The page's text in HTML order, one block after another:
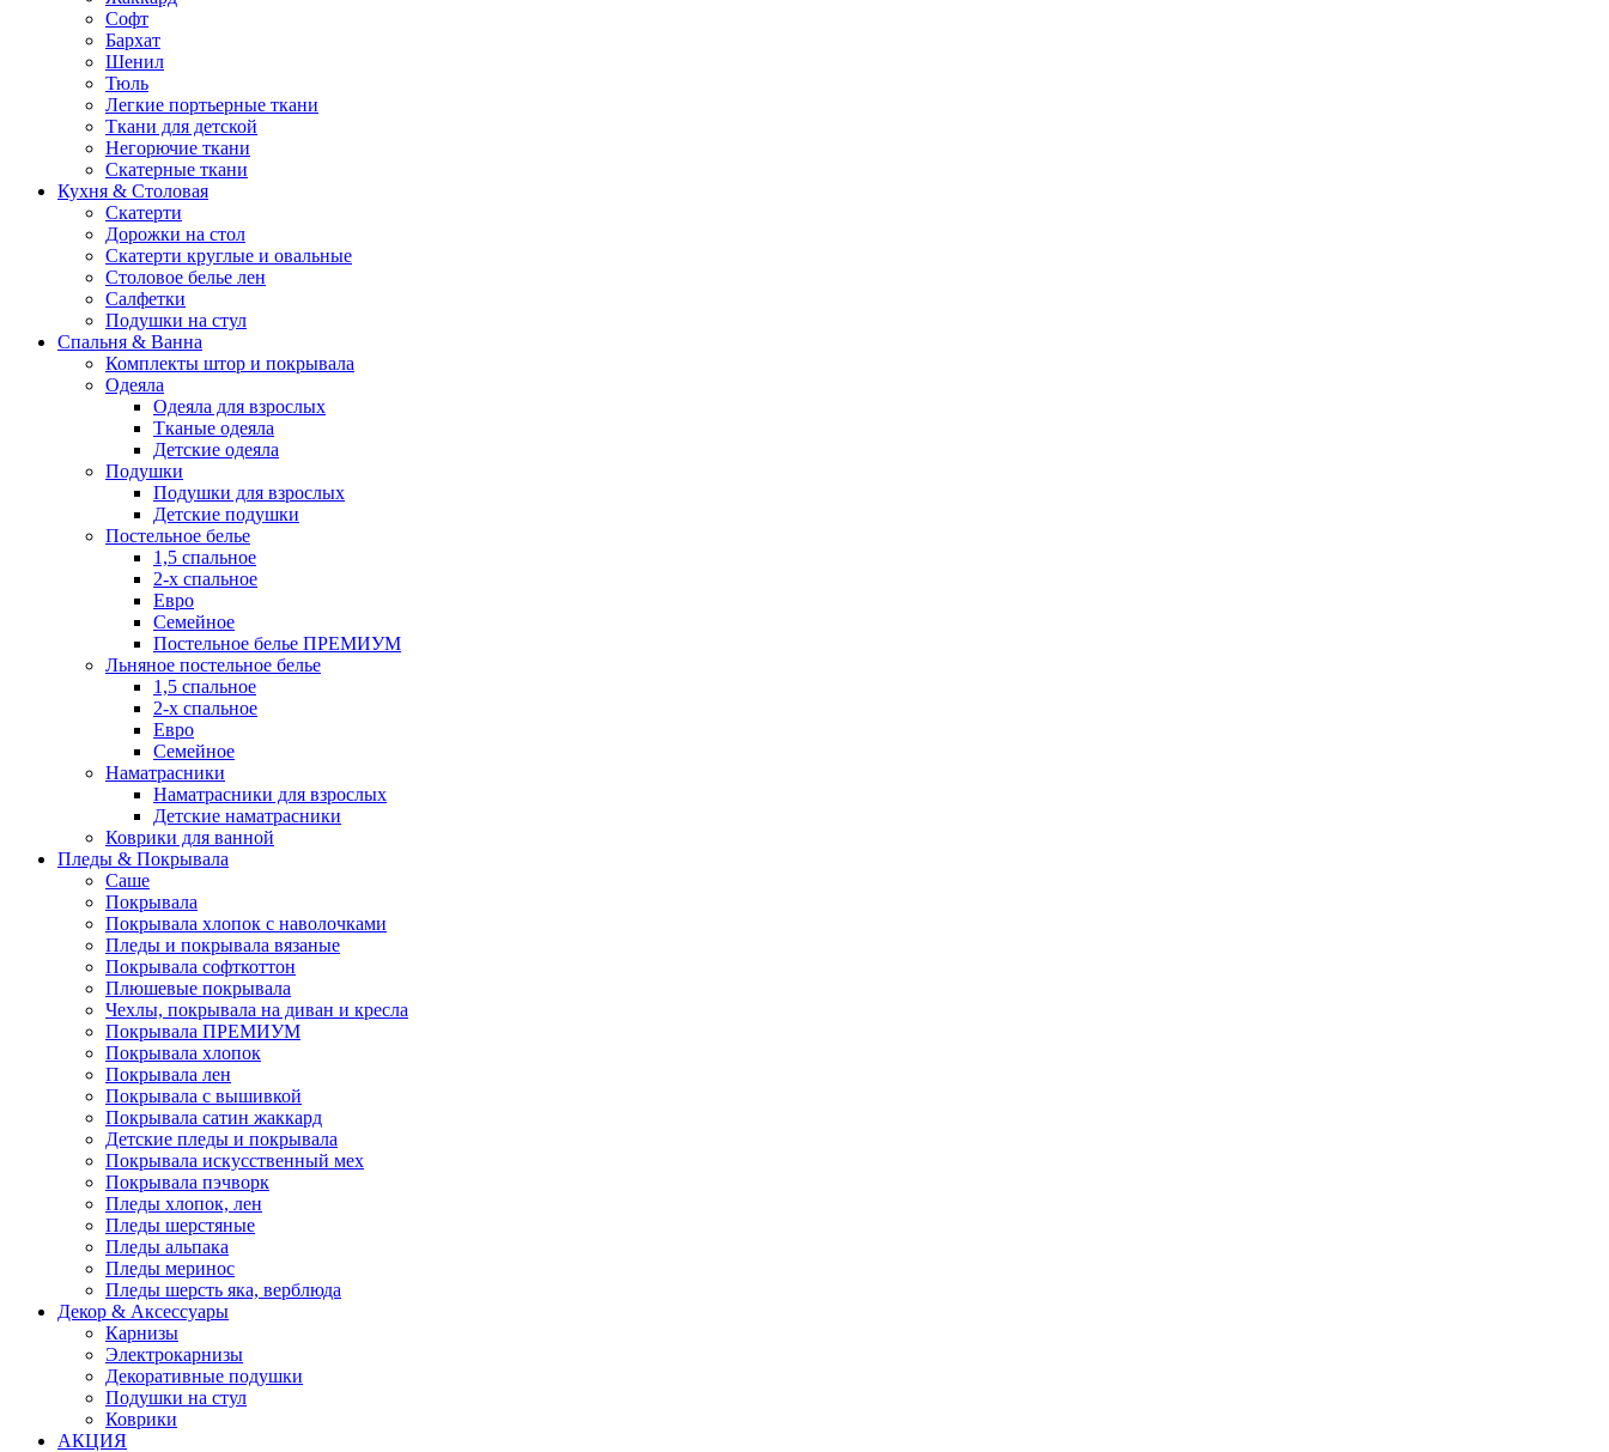
Софт
Бархат
Шенил
Тюль
Легкие портьерные ткани
Ткани для детской
Негорючие ткани
Скатерные ткани
Кухня & Столовая
Скатерти
Дорожки на стол
Скатерти круглые и овальные
Столовое белье лен
Салфетки
Подушки на стул
Спальня & Ванна
Комплекты штор и покрывала
Одеяла
Одеяла для взрослых
Тканые одеяла
Детские одеяла
Подушки
Подушки для взрослых
Детские подушки
Постельное белье
1,5 спальное
2-х спальное
Евро
Семейное
Постельное белье ПРЕМИУМ
Льняное постельное белье
1,5 спальное
2-х спальное
Евро
Семейное
Наматрасники
Наматрасники для взрослых
Детские наматрасники
Коврики для ванной
Пледы & Покрывала
Саше
Покрывала
Покрывала хлопок с наволочками
Пледы и покрывала вязаные
Покрывала софткоттон
Плюшевые покрывала
Чехлы, покрывала на диван и кресла
Покрывала ПРЕМИУМ
Покрывала хлопок
Покрывала лен
Покрывала с вышивкой
Покрывала сатин жаккард
Детские пледы и покрывала
Покрывала искусственный мех
Покрывала пэчворк
Пледы хлопок, лен
Пледы шерстяные
Пледы альпака
Пледы меринос
Пледы шерсть яка, верблюда
Декор & Аксессуары
Карнизы
Электрокарнизы
Декоративные подушки
Подушки на стул
Коврики
АКЦИЯ